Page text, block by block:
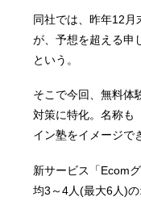
同社では、昨年12⽉
が、予想を超える申
という。
そこで今回、無料体
対策に特化。名称も
イン塾をイメージで
新サービス「Ecom
均3～4⼈(最⼤6⼈)